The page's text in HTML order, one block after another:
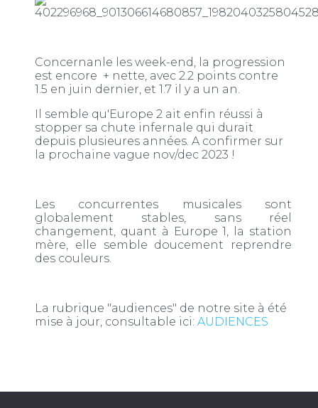
Concernanle les week-end, la progression
est encore + nette, avec 2.2 points contre
1.5 en juin dernier, et 1.7 il y a un an.
Il semble qu'Europe 2 ait enfin réussi à
stopper sa chute infernale qui durait
depuis plusieures années. A confirmer sur
la prochaine vague nov/dec 2023 !
Les concurrentes musicales sont
globalement stables, sans réel
changement, quant à Europe 1, la station
mère, elle semble doucement reprendre
des couleurs.
La rubrique "audiences" de notre site à été
mise à jour, consultable ici: AUDIENCES